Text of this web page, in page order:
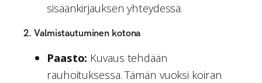
sisäänkirjauksen yhteydessä.
2. Valmistautuminen kotona
Paasto: Kuvaus tehdään
rauhoituksessa. Tämän vuoksi koiran